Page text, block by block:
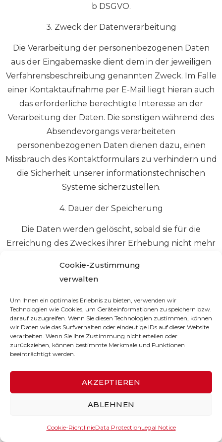
Cookie-Zustimmung
verwalten
Um Ihnen ein optimales Erlebnis zu bieten, verwenden wir
Technologien wie Cookies, um Geräteinformationen zu speichern bzw.
darauf zuzugreifen. Wenn Sie diesen Technologien zustimmen, können
wir Daten wie das Surfverhalten oder eindeutige IDs auf dieser Website
verarbeiten. Wenn Sie Ihre Zustimmung nicht erteilen oder
zurückziehen, können bestimmte Merkmale und Funktionen
beeinträchtigt werden.
AKZEPTIEREN
ABLEHNEN
Cookie-RichtlinieData ProtectionLegal Notice
b DSGVO.
3. Zweck der Datenverarbeitung
Die Verarbeitung der personenbezogenen Daten
aus der Eingabemaske dient dem in der jeweiligen
Verfahrensbeschreibung genannten Zweck. Im Falle
einer Kontaktaufnahme per E-Mail liegt hieran auch
das erforderliche berechtigte Interesse an der
Verarbeitung der Daten. Die sonstigen während des
Absendevorgangs verarbeiteten
personenbezogenen Daten dienen dazu, einen
Missbrauch des Kontaktformulars zu verhindern und
die Sicherheit unserer informationstechnischen
Systeme sicherzustellen.
4. Dauer der Speicherung
Die Daten werden gelöscht, sobald sie für die
Erreichung des Zweckes ihrer Erhebung nicht mehr
aus der Eingabemaske des Kontaktformulars und
dann der Fall, wenn die jeweilige Konversation mit
dem Nutzer beendet ist. Beendet ist die
Konversation dann, wenn sich aus den Umständen
entnehmen lässt, dass der betroffene Sachverhalt
abschließend geklärt ist. Die während des
personenbezogenen Daten werden spätestens nach
einer Frist von sieben Tagen gelöscht.